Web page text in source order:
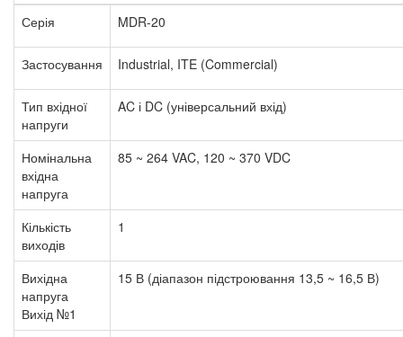
Серія
MDR-20
Застосування Industrial, ITE (Commercial)
Тип вхідної
напруги
AC і DC (універсальний вхід)
Номінальна
вхідна
напруга
85 ~ 264 VAC, 120 ~ 370 VDC
Кількість
виходів
1
Вихідна
напруга
Вихід №1
15 В (діапазон підстроювання 13,5 ~ 16,5 В)